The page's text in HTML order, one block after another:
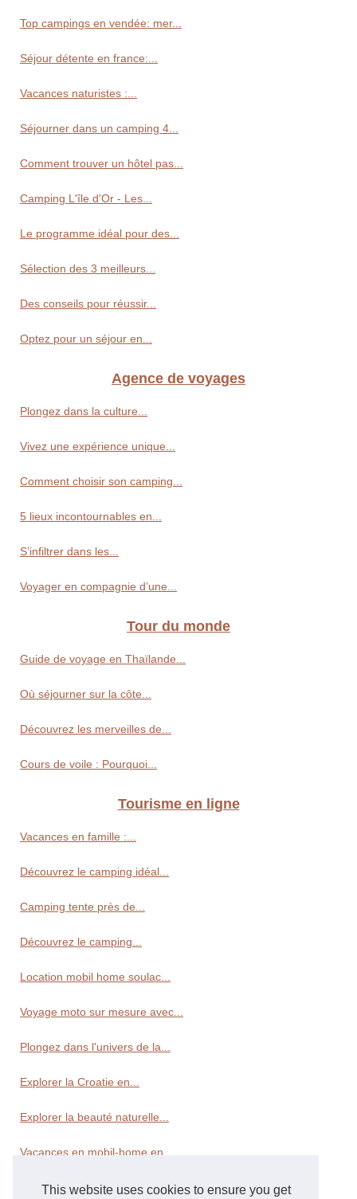
This website uses cookies to ensure you get
Top campings en vendée: mer...
Séjour détente en france:...
Vacances naturistes :...
Séjourner dans un camping 4...
Comment trouver un hôtel pas...
Camping L'île d'Or - Les...
Le programme idéal pour des...
Sélection des 3 meilleurs...
Des conseils pour réussir...
Optez pour un séjour en...
Agence de voyages
Plongez dans la culture...
Vivez une expérience unique...
Comment choisir son camping...
5 lieux incontournables en...
S’infiltrer dans les...
Voyager en compagnie d’une...
Tour du monde
Guide de voyage en Thaïlande...
Où séjourner sur la côte...
Découvrez les merveilles de...
Cours de voile : Pourquoi...
Tourisme en ligne
Vacances en famille :...
Découvrez le camping idéal...
Camping tente près de...
Découvrez le camping...
Location mobil home soulac...
Voyage moto sur mesure avec...
Plongez dans l'univers de la...
Explorer la Croatie en...
Explorer la beauté naturelle...
Vacances en mobil-home en...
Transport